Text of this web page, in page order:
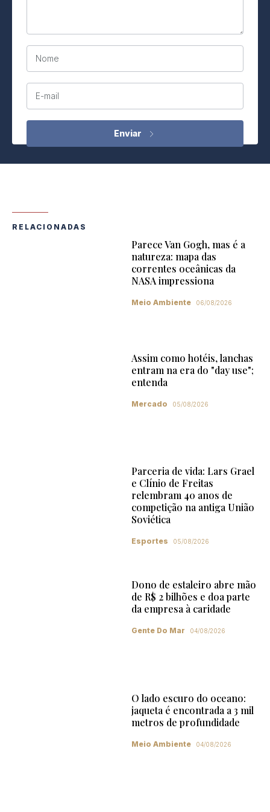
Nome
E-mail
RELACIONADAS
Parece Van Gogh, mas é a
natureza: mapa das
correntes oceânicas da
NASA impressiona
Meio Ambiente 06/08/2026
Assim como hotéis, lanchas
entram na era do "day use";
entenda
Mercado 05/08/2026
Parceria de vida: Lars Grael
e Clínio de Freitas
relembram 40 anos de
competição na antiga União
Soviética
Esportes 05/08/2026
Dono de estaleiro abre mão
de R$ 2 bilhões e doa parte
da empresa à caridade
Gente Do Mar 04/08/2026
O lado escuro do oceano:
jaqueta é encontrada a 3 mil
metros de profundidade
Meio Ambiente 04/08/2026